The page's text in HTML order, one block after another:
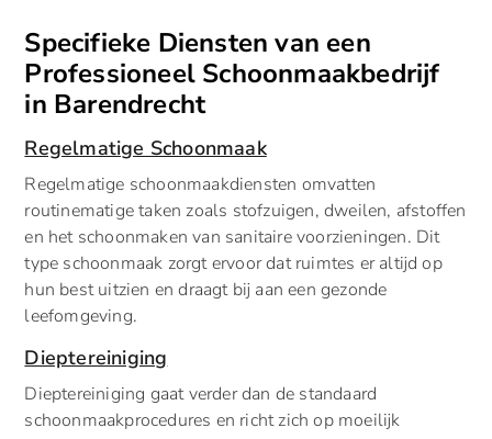
Specifieke Diensten van een
Professioneel Schoonmaakbedrijf
in Barendrecht
Regelmatige Schoonmaak
Regelmatige schoonmaakdiensten omvatten
routinematige taken zoals stofzuigen, dweilen, afstoffen
en het schoonmaken van sanitaire voorzieningen. Dit
type schoonmaak zorgt ervoor dat ruimtes er altijd op
hun best uitzien en draagt bij aan een gezonde
leefomgeving.
Dieptereiniging
Dieptereiniging gaat verder dan de standaard
schoonmaakprocedures en richt zich op moeilijk